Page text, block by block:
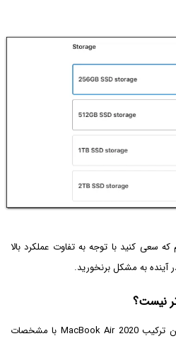
سعی کنید با توجه به تفاوت عملکرد بالا
شاید سوال پیش بیاید که گران‌ترین ترکیب MacBook Air 2020 با مشخصات